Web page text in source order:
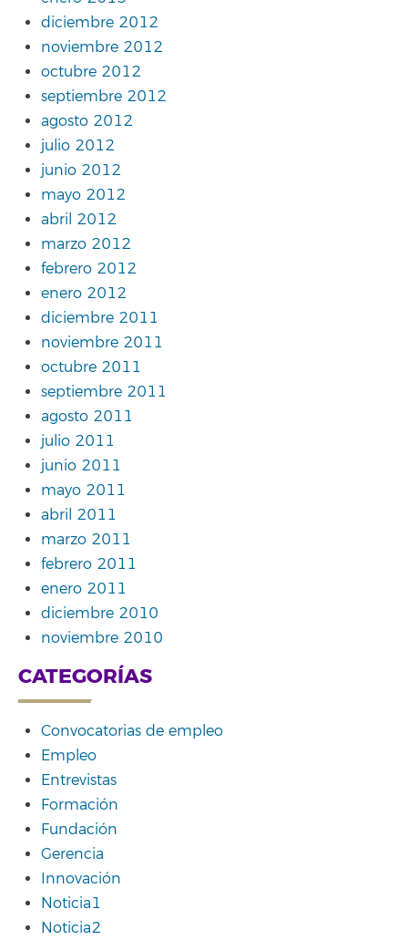
diciembre 2012
noviembre 2012
octubre 2012
septiembre 2012
agosto 2012
julio 2012
junio 2012
mayo 2012
abril 2012
marzo 2012
febrero 2012
enero 2012
diciembre 2011
noviembre 2011
octubre 2011
septiembre 2011
agosto 2011
julio 2011
junio 2011
mayo 2011
abril 2011
marzo 2011
febrero 2011
enero 2011
diciembre 2010
noviembre 2010
CATEGORÍAS
Convocatorias de empleo
Empleo
Entrevistas
Formación
Fundación
Gerencia
Innovación
Noticia1
Noticia2